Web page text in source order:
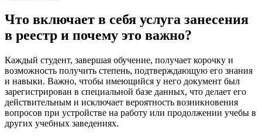
Что включает в себя услуга занесения
в реестр и почему это важно?
Каждый студент, завершая обучение, получает корочку и
возможность получить степень, подтверждающую его знания
и навыки. Важно, чтобы имеющийся у него документ был
зарегистрирован в специальной базе данных, что делает его
действительным и исключает вероятность возникновения
вопросов при устройстве на работу или продолжении учебы в
других учебных заведениях.